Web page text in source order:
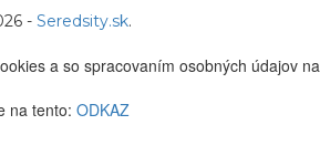
- Seredsity.sk.
a so spracovaním osobných údajov na
na tento: ODKAZ